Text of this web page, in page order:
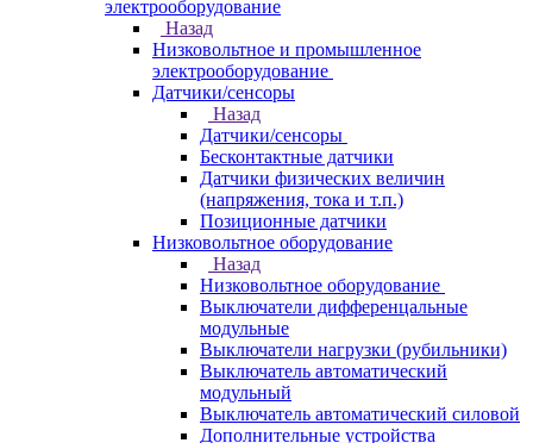
электрооборудование
Назад
Низковольтное и промышленное
электрооборудование
Датчики/сенсоры
Назад
Датчики/сенсоры
Бесконтактные датчики
Датчики физических величин
(напряжения, тока и т.п.)
Позиционные датчики
Низковольтное оборудование
Назад
Низковольтное оборудование
Выключатели дифференцальные
модульные
Выключатели нагрузки (рубильники)
Выключатель автоматический
модульный
Выключатель автоматический силовой
Дополнительные устройства